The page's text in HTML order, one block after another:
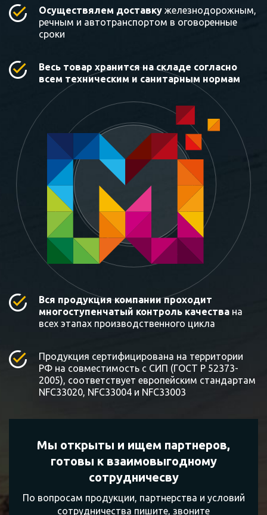
Осуществялем доставку железнодорожным,
речным и автотранспортом в оговоренные
сроки
Весь товар хранится на складе согласно
всем техническим и санитарным нормам
Вся продукция компании проходит
многоступенчатый контроль качества на
всех этапах производственного цикла
Продукция сертифицирована на территории
РФ на совместимость с СИП (ГОСТ Р 52373-
2005), соответствует европейским стандартам
NFC33020, NFC33004 и NFC33003
Мы открыты и ищем партнеров,
готовы квзаимовыгодному
сотрудничесву
По вопросам продукции, партнерства и условий
сотрудничества пишите, звоните